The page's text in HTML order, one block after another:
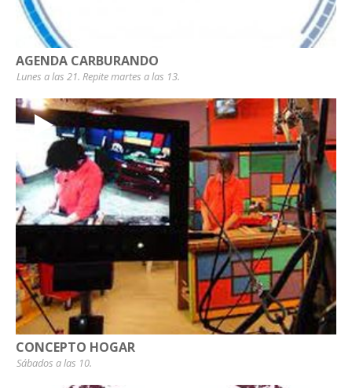
AGENDA CARBURANDO
Lunes a las 21. Repite martes a las 13.
CONCEPTO HOGAR
Sábados a las 10.